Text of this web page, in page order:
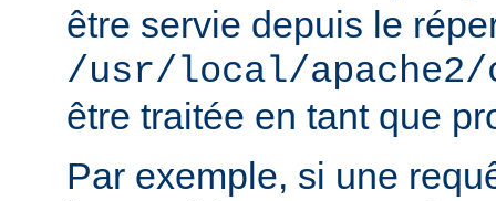
être servie depuis le
/usr/local/
être traitée en tant que
Par exemple, si une